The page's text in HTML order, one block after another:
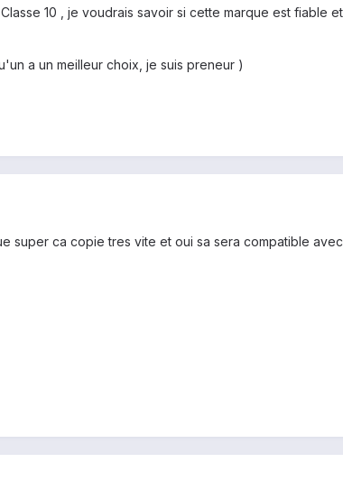
10 , je voudrais savoir si cette marque est fiable
a un meilleur choix, je suis preneur )
super ca copie tres vite et oui sa sera compatible